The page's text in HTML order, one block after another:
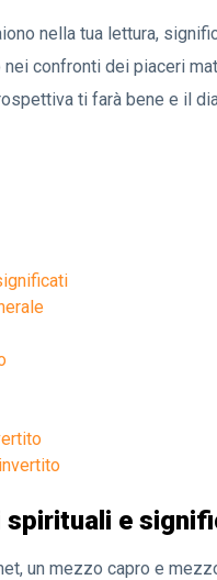
nella tua lettura,
confronti dei piaceri
ti farà bene e il
spirituali e
un mezzo capro e